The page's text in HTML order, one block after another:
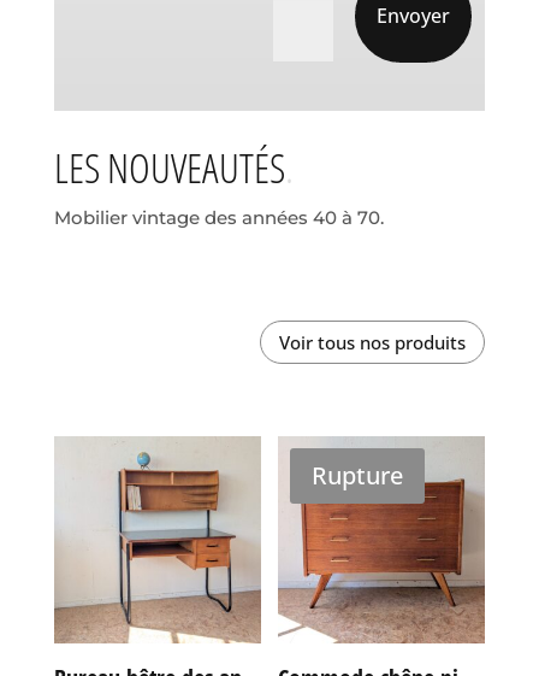
Envoyer
LES NOUVEAUTÉS
Mobilier vintage des années 40 à 70.
Voir tous nos produits
Rupture